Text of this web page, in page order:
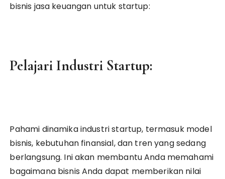
bisnis jasa keuangan untuk startup:
Pelajari Industri Startup:
Pahami dinamika industri startup, termasuk model
bisnis, kebutuhan finansial, dan tren yang sedang
berlangsung. Ini akan membantu Anda memahami
bagaimana bisnis Anda dapat memberikan nilai